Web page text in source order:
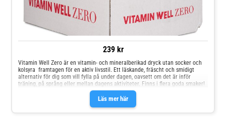
239 kr
Läs mer här
Vitamin Well Zero är en vitamin- och mineralberikad dryck utan socker och
kolsyra  framtagen för en aktiv livsstil. Ett läskande, fräscht och smidigt
alternativ för dig som vill fylla på under dagen, oavsett om det är inför
träning, på språng eller mellan dagens aktiviteter. Finns i flera goda smaker!